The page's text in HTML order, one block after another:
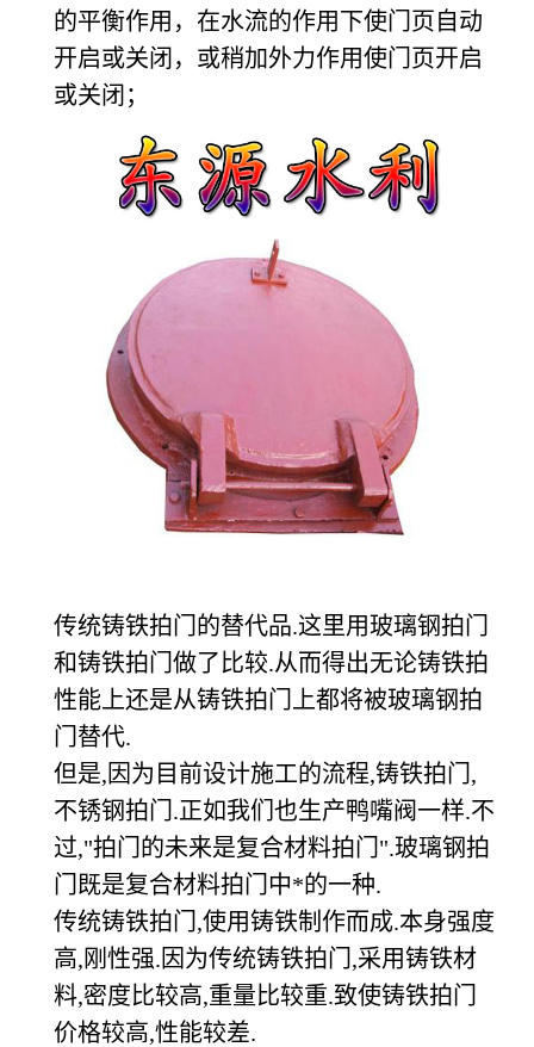
的平衡作用，在水流的作用下使门页自动
开启或关闭，或稍加外力作用使门页开启
或关闭；
传统铸铁拍门的替代品.这里用玻璃钢拍门
和铸铁拍门做了比较.从而得出无论铸铁拍
性能上还是从铸铁拍门上都将被玻璃钢拍
门替代.
但是,因为目前设计施工的流程,铸铁拍门,
不锈钢拍门.正如我们也生产鸭嘴阀一样.不
过,"拍门的未来是复合材料拍门".玻璃钢拍
门既是复合材料拍门中*的一种.
传统铸铁拍门,使用铸铁制作而成.本身强度
高,刚性强.因为传统铸铁拍门,采用铸铁材
料,密度比较高,重量比较重.致使铸铁拍门
价格较高,性能较差.